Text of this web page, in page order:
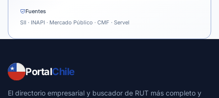
Fuentes
SII · INAPI · Mercado Público · CMF · Servel
PortalChile
El directorio empresarial y buscador de RUT más completo y